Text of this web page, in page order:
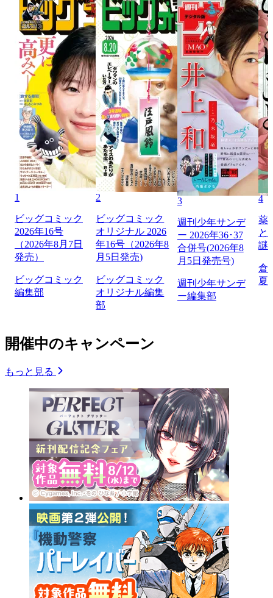
1
ビッグコミック
2026年16号
（2026年8月7日
発売）
ビッグコミック
編集部
2
ビッグコミック
オリジナル 2026
年16号（2026年8
月5日発売)
ビッグコミック
オリジナル編集
部
3
週刊少年サンデ
ー 2026年36･37
合併号(2026年8
月5日発売号)
週刊少年サンデ
ー編集部
4
薬
と
謎
倉
夏
開催中のキャンペーン
もっと見る